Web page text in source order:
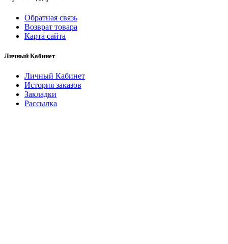
Обратная связь
Возврат товара
Карта сайта
Личный Кабинет
Личный Кабинет
История заказов
Закладки
Рассылка